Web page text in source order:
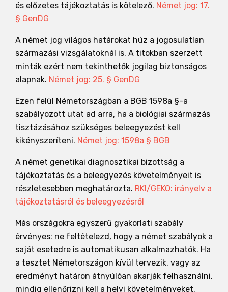
és előzetes tájékoztatás is kötelező. Német jog: 17.
§ GenDG
A német jog világos határokat húz a jogosulatlan
származási vizsgálatoknál is. A titokban szerzett
minták ezért nem tekinthetők jogilag biztonságos
alapnak. Német jog: 25. § GenDG
Ezen felül Németországban a BGB 1598a §-a
szabályozott utat ad arra, ha a biológiai származás
tisztázásához szükséges beleegyezést kell
kikényszeríteni. Német jog: 1598a § BGB
A német genetikai diagnosztikai bizottság a
tájékoztatás és a beleegyezés követelményeit is
részletesebben meghatározta. RKI/GEKO: irányelv a
tájékoztatásról és beleegyezésről
Más országokra egyszerű gyakorlati szabály
érvényes: ne feltételezd, hogy a német szabályok a
saját esetedre is automatikusan alkalmazhatók. Ha
a tesztet Németországon kívül tervezik, vagy az
eredményt határon átnyúlóan akarják felhasználni,
mindig ellenőrizni kell a helyi követelményeket.